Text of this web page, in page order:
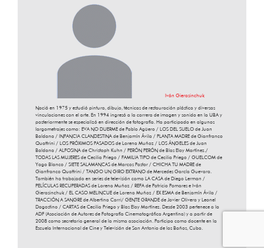
Iván Gierasinchuk
Nació en 1975 y estudió pintura, dibujo, técnicas de restauración plástica y diversas
vinculaciones con el arte. En 1994 ingresó a la carrera de imagen y sonido en la UBA y
posteriormente se especializó en dirección de fotografía. Ha participado en algunos
largometrajes como: EVA NO DUERME de Pablo Agüero / LOS DEL SUELO de Juan
Baldana / INFANCIA CLANDESTINA de Benjamín Ávila / PLANTA MADRE de Gianfranco
Quattrini / LOS PRÓXIMOS PASADOS de Lorena Muñoz / LOS ÁNGELES de Juan
Baldana / ALFOSINA de Christoph Kuhn / PERÓN PERÓN de Blas Eloy Martínez./
TODAS LAS MUJERES de Cecilia Priego / FAMILIA TIPO de Cecilia Priego / GUELCOM de
Yago Blanco / SIETE SALAMANCAS de Marcos Pastor / CHICHA TU MADRE de
Gianfranco Quattrini / TANGO UN GIRO EXTRANO de Mercedes García Guevara.
También ha trabajado en series de televisión como LA CASA de Diego Lerman /
PELÍCULAS RECUPERADAS de Lorena Muñoz / REFA de Patricio Pomares e Iván
Gierasinchuk / EL CASO MELINCUE de Lorena Muñoz / EX ESMA de Benjamín Ávila /
TRACCIÓN A SANGRE de Albertina Carri/ GENTE GRANDE de Javier Olivera y Leonel
Dagostino / CARTAS de Cecilia Priego y Blas Eloy Martínez. Desde 2003 pertenece a la
ADF (Asociación de Autores de Fotografía Cinematográfica Argentina) y a partir de
2008 como secretario general de la misma asociación. Participa como docente en la
Escuela Internacional de Cine y Televisión de San Antonio de los Baños, Cuba.